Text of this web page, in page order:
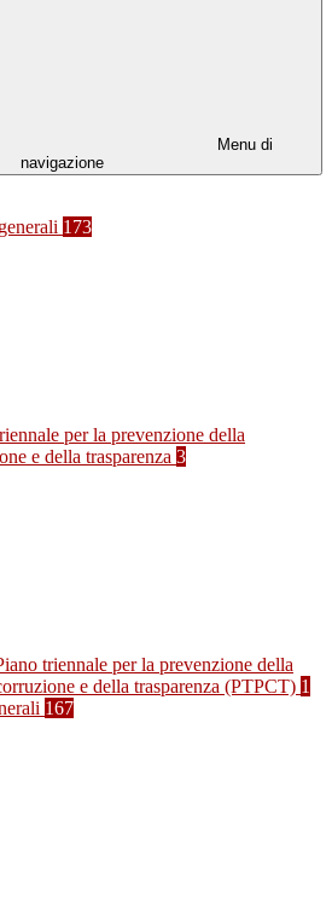
Menu di
navigazione
173
per la prevenzione della
e della trasparenza 3
triennale per la prevenzione della
e della trasparenza (PTPCT) 1
167